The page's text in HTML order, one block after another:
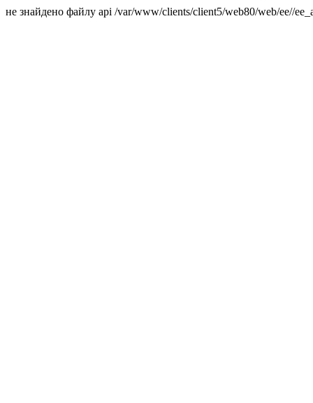
не знайдено файлу api /var/www/clients/client5/web80/web/ee//